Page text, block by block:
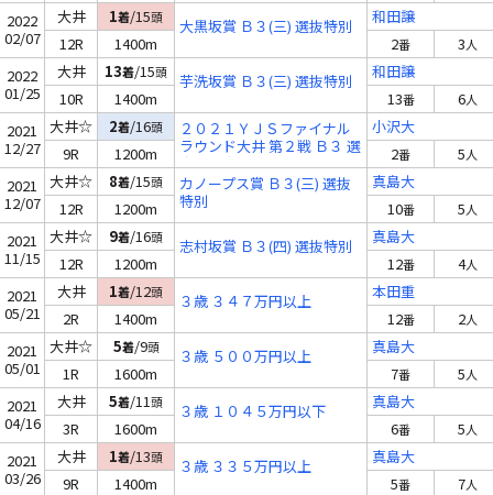
2022
02/07
大井 1着/15頭 大黒坂賞 Ｂ３(三) 選抜特別
和田譲
12R
1400m 2番 3人
2022
01/25
大井 13着/15頭 芋洗坂賞 Ｂ３(三) 選抜特別
和田譲
10R
1400m 13番 6人
2021
12/27
大井☆ 2着/16頭
２０２１ＹＪＳファイナル
ラウンド大井 第２戦 Ｂ３ 選
定馬選定騎手特別
小沢大
9R
1200m 2番 5人
2021
12/07
大井☆ 8着/15頭
カノープス賞 Ｂ３(三) 選抜
特別
真島大
12R
1200m 10番 5人
2021
11/15
大井☆ 9着/16頭 志村坂賞 Ｂ３(四) 選抜特別
真島大
12R
1200m 12番 4人
2021
05/21
大井 1着/12頭 ３歳 ３４７万円以上
本田重
2R
1400m 12番 2人
2021
05/01
大井☆ 5着/9頭 ３歳 ５００万円以上
真島大
1R
1600m 7番 5人
2021
04/16
大井 5着/11頭 ３歳 １０４５万円以下
真島大
3R
1600m 6番 5人
2021
03/26
大井 1着/13頭 ３歳 ３３５万円以上
真島大
9R
1400m 5番 7人